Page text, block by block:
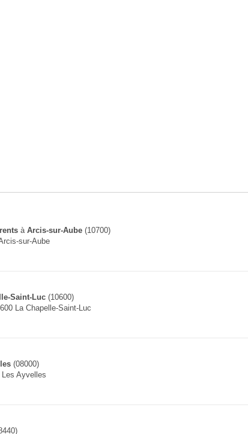
à Arcis-sur-Aube (10700)
sur-Aube
Saint-Luc (10600)
La Chapelle-Saint-Luc
(08000)
Les Ayvelles